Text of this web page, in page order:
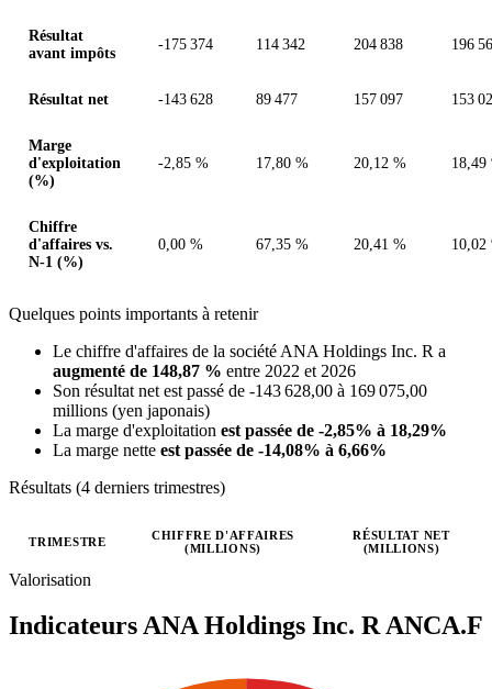
Résultat
avant impôts
-175 374 114 342 204 838 196
Résultat net -143 628 89 477 157 097 153
Marge
d'exploitation
(%)
-2,85 % 17,80 % 20,12 % 18,49
Chiffre
d'affaires vs.
N-1 (%)
0,00 % 67,35 % 20,41 % 10,02
Quelques points importants à retenir
Le chiffre d'affaires de la société ANA Holdings Inc. R a
augmenté de 148,87 % entre 2022 et 2026
Son résultat net est passé de -143 628,00 à 169 075,00
millions (yen japonais)
La marge d'exploitation est passée de -2,85% à 18,29%
La marge nette est passée de -14,08% à 6,66%
Résultats (4 derniers trimestres)
Valeurs trimestrielles en millions (yen japonais)
TRIMESTRE
CHIFFRE D'AFFAIRES
(MILLIONS)
RÉSULTAT NET
(MILLIONS)
Valorisation
Indicateurs ANA Holdings Inc. RANCA.F